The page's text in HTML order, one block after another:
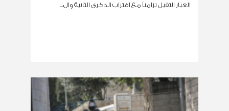
العيار الثقيل تزامناً مع اقتراب الذكرى الثانية وال...